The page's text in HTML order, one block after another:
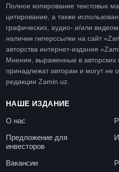
Полное копирование текстовых
цитирование, а также
графических, аудио- и/или
наличии гиперссылки на сайт
авторства интернет-издания
Мнения, выраженные в авторских
принадлежат авторам и могут не
редакции Zamin.uz.
НАШЕ ИЗДАНИЕ
О нас
Предложение для
инвесторов
Вакансии